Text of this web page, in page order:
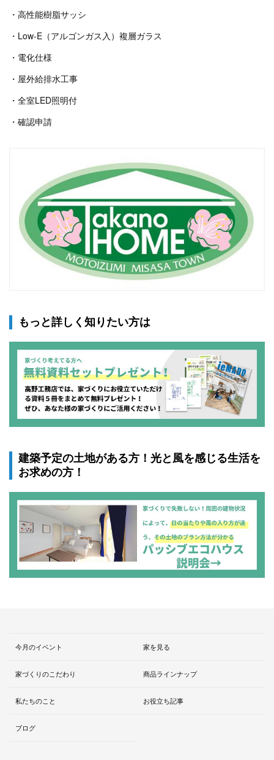
・高性能樹脂サッシ
・Low-E（アルゴンガス入）複層ガラス
・電化仕様
・屋外給排水工事
・全室LED照明付
・確認申請
もっと詳しく知りたい方は
建築予定の土地がある方！光と風を感じる生活を
お求めの方！
今月のイベント 家を見る
家づくりのこだわり 商品ラインナップ
私たちのこと お役立ち記事
ブログ